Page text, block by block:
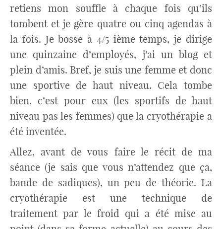
retiens mon souffle à chaque fois qu’ils
tombent et je gère quatre ou cinq agendas à
la fois. Je bosse à 4/5 ième temps, je dirige
une quinzaine d’employés, j’ai un blog et
plein d’amis. Bref, je suis une femme et donc
une sportive de haut niveau. Cela tombe
bien, c’est pour eux (les sportifs de haut
niveau pas les femmes) que la cryothérapie a
été inventée.
Allez, avant de vous faire le récit de ma
séance (je sais que vous n’attendez que ça,
bande de sadiques), un peu de théorie. La
cryothérapie est une technique de
traitement par le froid qui a été mise au